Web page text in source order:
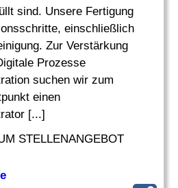
sind. Unsere Fertigung
einschließlich
Zur Verstärkung
Prozesse
suchen wir zum
einen
[...]
STELLENANGEBOT